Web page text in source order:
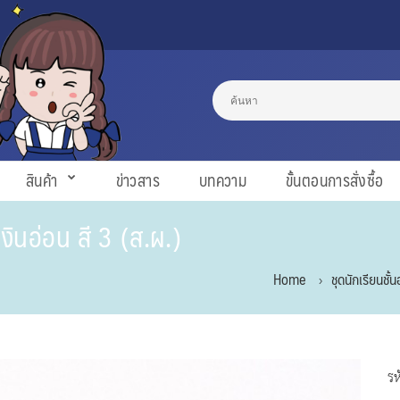
สินค้า ข่าวสาร บทความ ขั้นตอนการสั่งซื้อ
งินอ่อน สี 3 (ส.ผ.)
Home ชุดนักเรียนชั้
ร